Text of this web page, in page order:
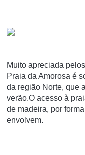
Muito apreciada
Praia da Amorosa é
da região Norte, que
verão.O acesso à
de madeira, por
envolvem.